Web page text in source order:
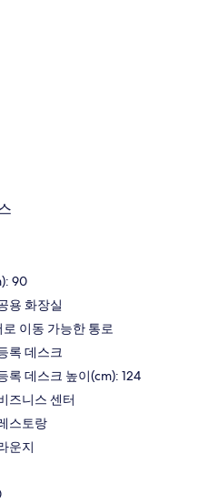
90
용 화장실
이동 가능한 통로
록 데스크
록 데스크 높이(cm): 124
즈니스 센터
스토랑
운지